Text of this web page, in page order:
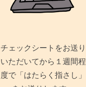
チェックシートをお送り
いただいてから１週間程
度で「はたらく指さし」